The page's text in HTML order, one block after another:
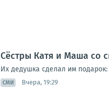
Сёстры Катя и Маша со
Их дедушка сделал им
СМИ Вчера, 19:29